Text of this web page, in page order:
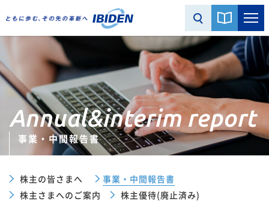
Annual&interim report
事業・中間報告書
株主の皆さまへ
事業・中間報告書
株主さまへのご案内
株主優待(廃止済み)